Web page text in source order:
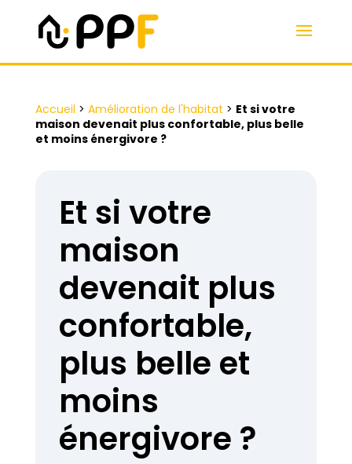
Accueil > Amélioration de l'habitat > Et si votre
maison devenait plus confortable, plus belle
et moins énergivore ?
Et si votre
maison
devenait plus
confortable,
plus belle et
moins
énergivore ?